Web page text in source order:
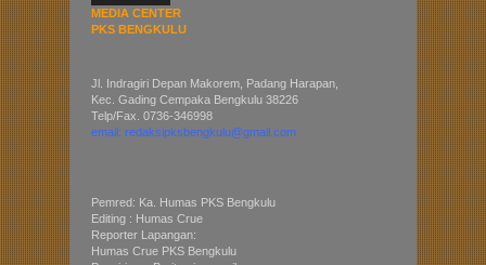
MEDIA CENTER
PKS BENGKULU
Jl. Indragiri Depan Makorem, Padang Harapan,
Kec. Gading Cempaka Bengkulu 38226
Telp/Fax. 0736-346998
email: redaksipksbengkulu@gmail.com
Pemred: Ka. Humas PKS Bengkulu
Editing : Humas Crue
Reporter Lapangan:
Humas Crue PKS Bengkulu